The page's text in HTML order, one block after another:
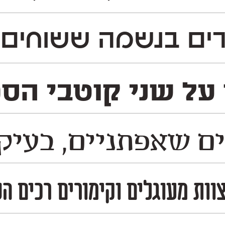
בנשמה ששוחים
על שני קוטבי
שאפתניים,
מעוגלים וקימורים